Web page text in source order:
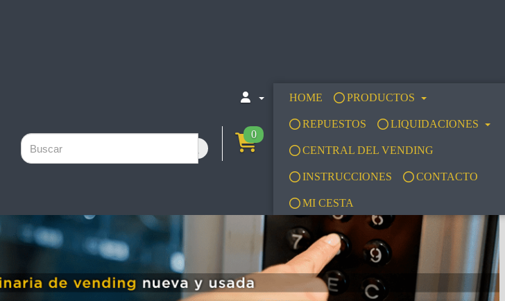
0
HOME PRODUCTOS
REPUESTOS LIQUIDACIONES
CENTRAL DEL VENDING
INSTRUCCIONES CONTACTO
MI CESTA